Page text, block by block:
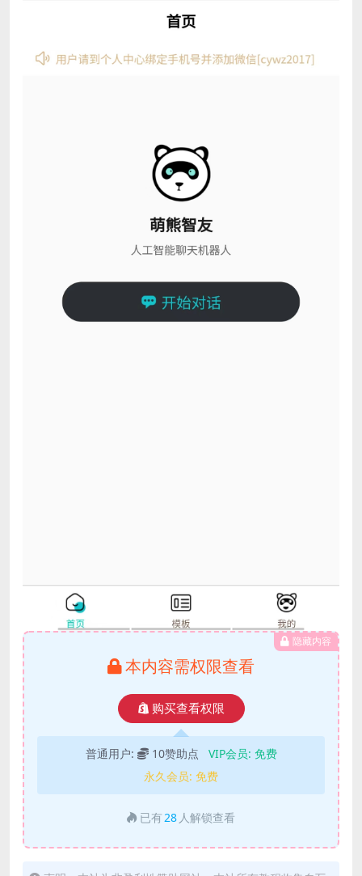
隐藏内容
本内容需权限查看
购买查看权限
普通用户: 10赞助点 VIP会员: 免费
永久会员: 免费
已有 28 人解锁查看